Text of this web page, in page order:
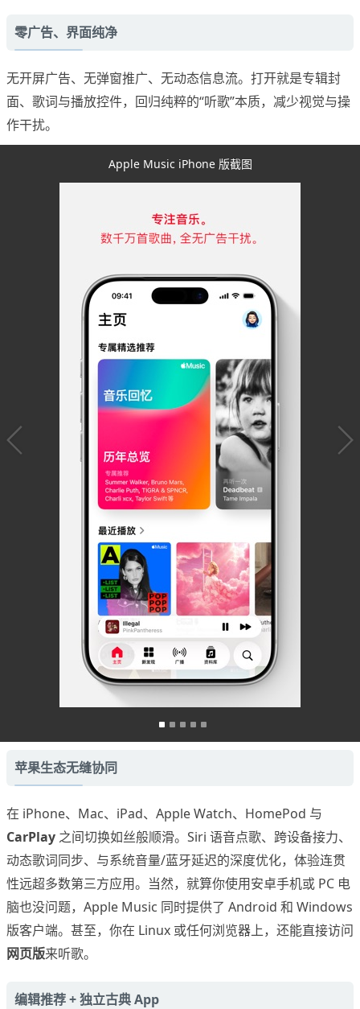
零广告、界面纯净
无开屏广告、无弹窗推广、无动态信息流。打开就是专辑封
面、歌词与播放控件，回归纯粹的“听歌”本质，减少视觉与操
作干扰。
Apple Music iPhone 版截图
苹果生态无缝协同
在 iPhone、Mac、iPad、Apple Watch、HomePod 与
CarPlay 之间切换如丝般顺滑。Siri 语音点歌、跨设备接力、
动态歌词同步、与系统音量/蓝牙延迟的深度优化，体验连贯
性远超多数第三方应用。当然，就算你使用安卓手机或 PC 电
脑也没问题，Apple Music 同时提供了 Android 和 Windows
版客户端。甚至，你在 Linux 或任何浏览器上，还能直接访问
网页版来听歌。
编辑推荐 + 独立古典 App